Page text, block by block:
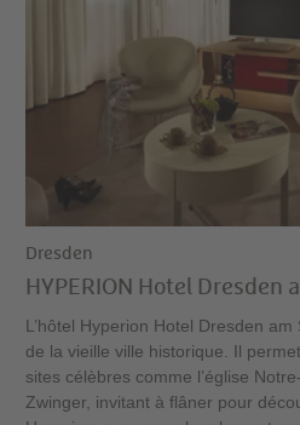
Dresden
HYPERION Hotel Dresden
L’hôtel Hyperion Hotel Dresden
de la vieille ville historique. Il
sites célèbres comme l’église
Zwinger, invitant à flâner pour